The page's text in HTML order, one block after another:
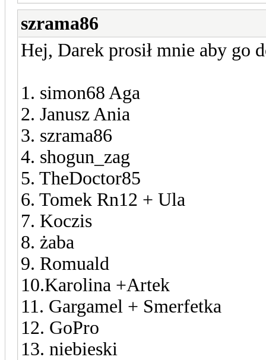
szrama86
Hej, Darek prosił mnie aby go
1. simon68 Aga
2. Janusz Ania
3. szrama86
4. shogun_zag
5. TheDoctor85
6. Tomek Rn12 + Ula
7. Koczis
8. żaba
9. Romuald
10.Karolina +Artek
11. Gargamel + Smerfetka
12. GoPro
13. niebieski